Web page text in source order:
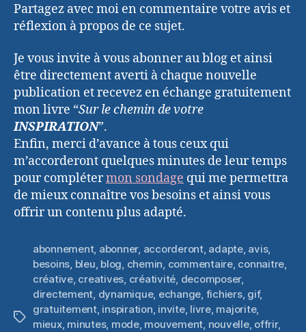
Partagez avec moi en commentaire votre avis et
réflexion à propos de ce sujet.
Je vous invite à vous abonner au blog et ainsi
être directement averti à chaque nouvelle
publication et recevez en échange gratuitement
mon livre “Sur le chemin de votre
INSPIRATION”.
Enfin, merci d’avance à tous ceux qui
m’accorderont quelques minutes de leur temps
pour complétermon sondage qui me permettra
de mieux connaître vos besoins et ainsi vous
offrir un contenu plus adapté.
Étiquettes
abonnement, abonner, accorderont, adapte, avis,
besoins, bleu, blog, chemin, commentaire, connaitre,
créative, creatives, créativité, decomposer,
directement, dynamique, echange, fichiers, gif,
gratuitement, inspiration, invite, livre, majorite,
mieux, minutes, mode, mouvement, nouvelle, offrir,